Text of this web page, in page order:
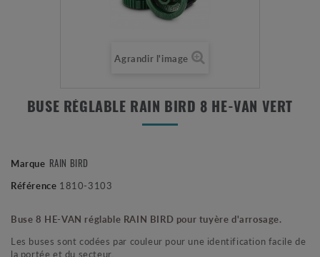
Agrandir l'image
BUSE RÉGLABLE RAIN BIRD 8 HE-VAN VERT
Marque RAIN BIRD
Référence 1810-3103
Buse 8 HE-VAN réglable RAIN BIRD pour tuyère d'arrosage.
Les buses sont codées par couleur pour une identification facile de
la portée et du secteur.